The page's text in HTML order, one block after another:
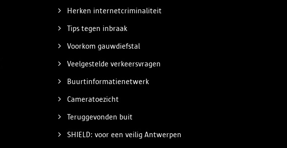
Herken internetcriminaliteit
Tips tegen inbraak
Voorkom gauwdiefstal
Veelgestelde verkeersvragen
Buurtinformatienetwerk
Cameratoezicht
Teruggevonden buit
SHIELD: voor een veilig Antwerpen